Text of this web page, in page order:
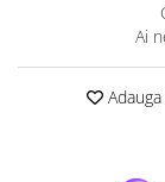
Ai
Adauga